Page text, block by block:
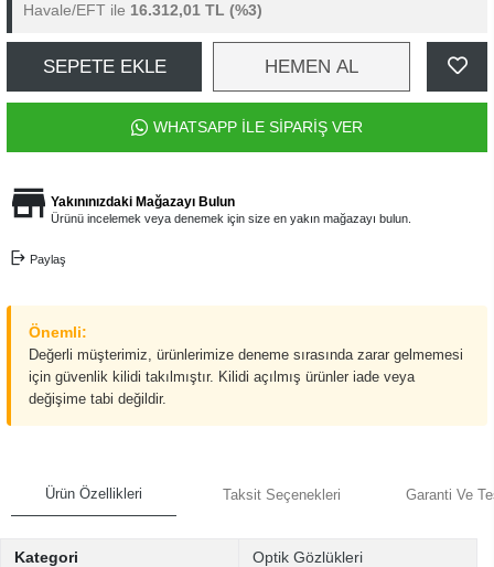
Havale/EFT ile 16.312,01 TL (%3)
SEPETE EKLE HEMEN AL
WHATSAPP İLE SİPARİŞ VER
Yakınınızdaki Mağazayı Bulun
Ürünü incelemek veya denemek için size en yakın mağazayı bulun.
Paylaş
Önemli:
Değerli müşterimiz, ürünlerimize deneme sırasında zarar gelmemesi
için güvenlik kilidi takılmıştır. Kilidi açılmış ürünler iade veya
değişime tabi değildir.
Ürün Özellikleri Taksit Seçenekleri Garanti Ve
Kategori Optik Gözlükleri